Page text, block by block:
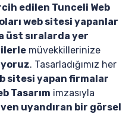
edilen Tunceli Web
web sitesi yapanlar
üst sıralarda yer
müvekkillerinize
. Tasarladığımız her
sitesi yapan firmalar
Tasarım imzasıyla
uyandıran bir görsel